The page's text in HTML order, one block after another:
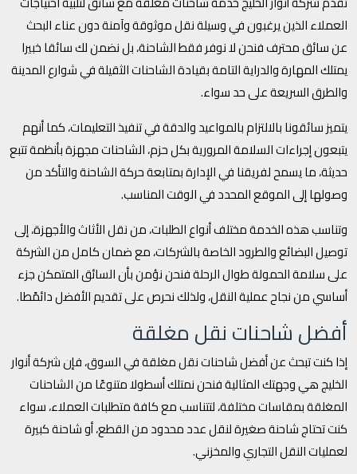
العملاء الذين يرغبون في وسيلة نقل موثوقة وآمنة دون عناء البحث
عن سائق محترف فنحن لا نوفر فقط الشاحنة، بل نضمن لك سائقا خبيرا
يمتلك المهارة والدراية التامة بقيادة الشاحنات الثقيلة في شوارع المدينة
والطرق السريعة على حد سواء.
يتميز سائقونا بالالتزام بالمواعيد والدقة في تنفيذ التعليمات، كما أنهم
يتبعون إجراءات السلامة المرورية بكل حزم، الشاحنات مجهزة بأنظمة تتبع
حديثة، ما يسمح لفريقنا في الإدارة بمتابعة حركة الشاحنة والتأكد من
وصولها إلى الموقع المحدد في الوقت المناسب.
وتناسب هذه الخدمة مختلف أنواع الطلبات، من نقل الأثاث والأجهزة، إلى
توصيل البضائع والطرود الخاصة بالشركات، مع ضمان كامل من الشركة
على سلامة الحمولة طوال الرحلة فنحن نؤمن بأن السائق المتمكن جزء
أساسي من نجاح عملية النقل، ولذلك نحرص على تقديم الأفضل دائمًطا.
أفضل شاحنات نقل مغلقة
إذا كنت تبحث عن أفضل شاحنات نقل مغلقة في السوق، فإن شركة أنوار
الخليج هي وجهتك المثالية فنحن نمتلك أسطولا متنوعًا من الشاحنات
المغلقة بمقاسات مختلفة، لتتناسب مع كافة متطلبات العملاء، سواء
كنت تحتاج شاحنة صغيرة لنقل عدد محدود من القطع، أو شاحنة كبيرة
لعمليات النقل التجاري والمخزني.